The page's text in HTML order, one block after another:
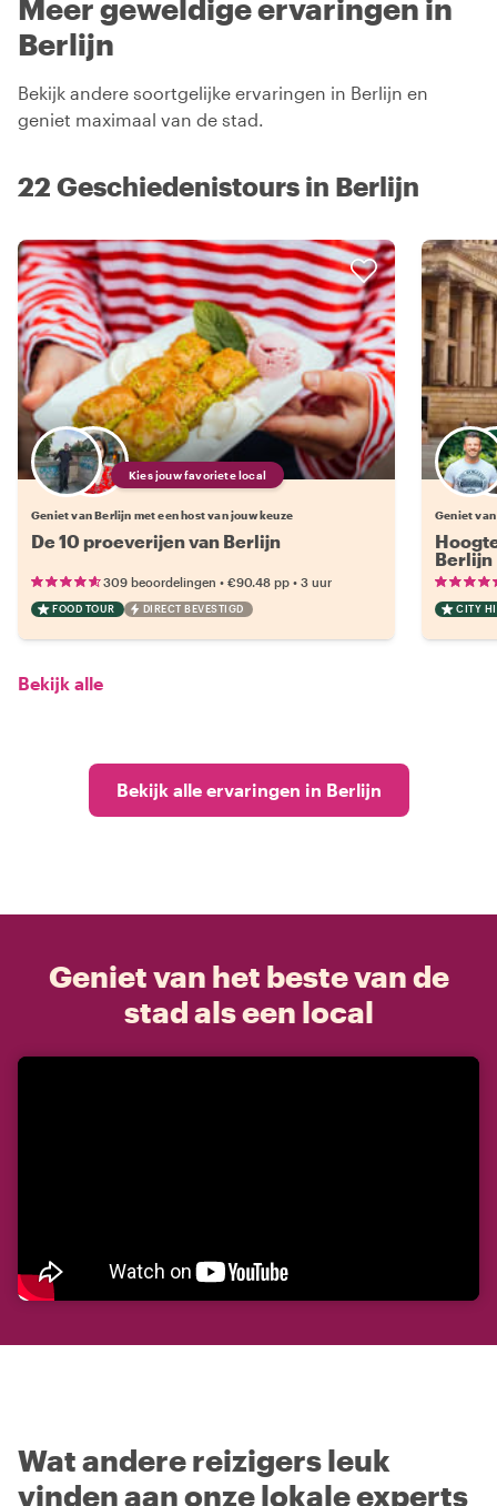
Meer geweldige ervaringen in
Berlijn
Bekijk andere soortgelijke ervaringen in Berlijn en
geniet maximaal van de stad.
22 Geschiedenistours in Berlijn
Kies jouw favoriete local
Geniet van Berlijn met een host van jouw keuze
De 10 proeverijen van Berlijn
309 beoordelingen • €90.48 pp • 3 uur
FOOD TOUR DIRECT BEVESTIGD
Geniet
Berlijn
CITY
Bekijk alle
Bekijk alle ervaringen in Berlijn
Geniet van het beste van de
stad als een local
Wat andere reizigers leuk
vinden aan onze lokale experts